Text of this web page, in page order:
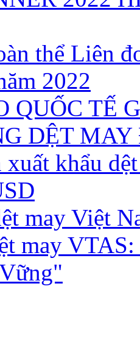
thể Liên
2022
QUỐC TẾ
DỆT
khẩu
may Việt
may